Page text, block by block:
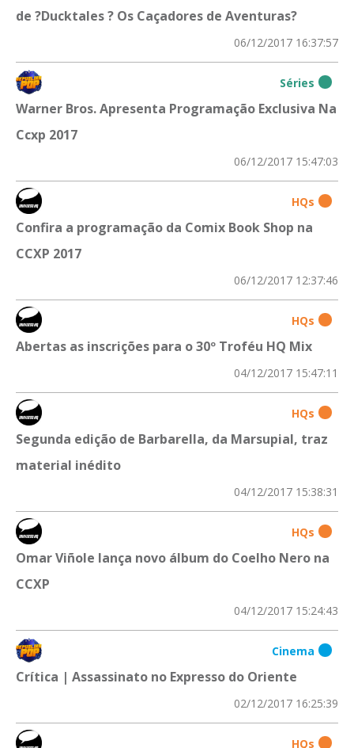
de ?Ducktales ? Os Caçadores de Aventuras?
06/12/2017 16:37:57
Séries
Warner Bros. Apresenta Programação Exclusiva Na
Ccxp 2017
06/12/2017 15:47:03
HQs
Confira a programação da Comix Book Shop na
CCXP 2017
06/12/2017 12:37:46
HQs
Abertas as inscrições para o 30º Troféu HQ Mix
04/12/2017 15:47:11
HQs
Segunda edição de Barbarella, da Marsupial, traz
material inédito
04/12/2017 15:38:31
HQs
Omar Viñole lança novo álbum do Coelho Nero na
CCXP
04/12/2017 15:24:43
Cinema
Crítica | Assassinato no Expresso do Oriente
02/12/2017 16:25:39
HQs